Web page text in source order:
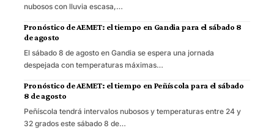
nubosos con lluvia escasa,…
Pronóstico de AEMET: el tiempo en Gandia para el sábado 8
de agosto
El sábado 8 de agosto en Gandia se espera una jornada
despejada con temperaturas máximas…
Pronóstico de AEMET: el tiempo en Peñíscola para el sábado
8 de agosto
Peñíscola tendrá intervalos nubosos y temperaturas entre 24 y
32 grados este sábado 8 de…